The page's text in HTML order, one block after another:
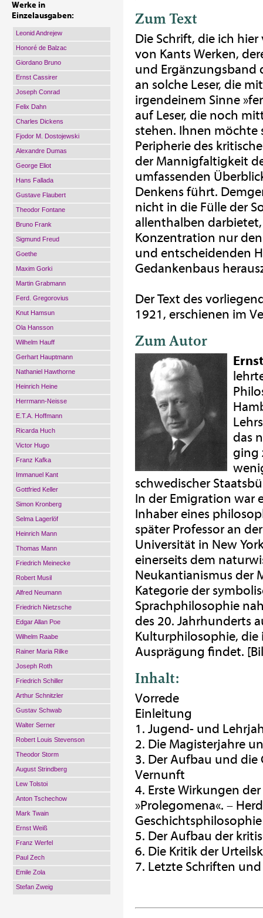
Werke in
Einzelausgaben:
Leonid Andrejew
Honoré de Balzac
Giordano Bruno
Ernst Cassirer
Joseph Conrad
Felix Dahn
Charles Dickens
Fjodor M. Dostojewski
Alexandre Dumas
George Eliot
Hans Fallada
Gustave Flaubert
Theodor Fontane
Bruno Frank
Sigmund Freud
Goethe
Maxim Gorki
Martin Grabmann
Ferd. Gregorovius
Knut Hamsun
Ola Hansson
Wilhelm Hauff
Gerhart Hauptmann
Nathaniel Hawthorne
Heinrich Heine
Herrmann-Neisse
E.T.A. Hoffmann
Ricarda Huch
Victor Hugo
Franz Kafka
Immanuel Kant
Gottfried Keller
Simon Kronberg
Selma Lagerlöf
Heinrich Mann
Thomas Mann
Friedrich Meinecke
Robert Musil
Alfred Neumann
Friedrich Nietzsche
Edgar Allan Poe
Wilhelm Raabe
Rainer Maria Rilke
Joseph Roth
Friedrich Schiller
Arthur Schnitzler
Gustav Schwab
Walter Serner
Robert Louis Stevenson
Theodor Storm
August Strindberg
Lew Tolstoi
Anton Tschechow
Mark Twain
Ernst Weiß
Franz Werfel
Paul Zech
Emile Zola
Stefan Zweig
Zum Text
Die Schrift, die ich
von Kants Werken,
und Ergänzungsband
an solche Leser, die
irgendeinem Sinne
auf Leser, die noch
stehen. Ihnen möchte
Peripherie des
der Mannigfaltigkeit
umfassenden
Denkens führt.
nicht in die Fülle der
allenthalben
Konzentration nur
und entscheidenden
Gedankenbaus
Der Text des
1921, erschienen im
Zum Autor
das
ging
schwedischer
In der Emigration war
Inhaber eines
später Professor an
Universität in New
einerseits dem
Neukantianismus der
Kategorie der
Sprachphilosophie
des 20. Jahrhunderts
Kulturphilosophie, die
Ausprägung findet.
Inhalt:
Vorrede
Einleitung
1. Jugend- und
2. Die Magisterjahre
3. Der Aufbau und
Vernunft
4. Erste Wirkungen
»Prolegomena«. –
Geschichtsphilosophie
5. Der Aufbau der
6. Die Kritik der
7. Letzte Schriften